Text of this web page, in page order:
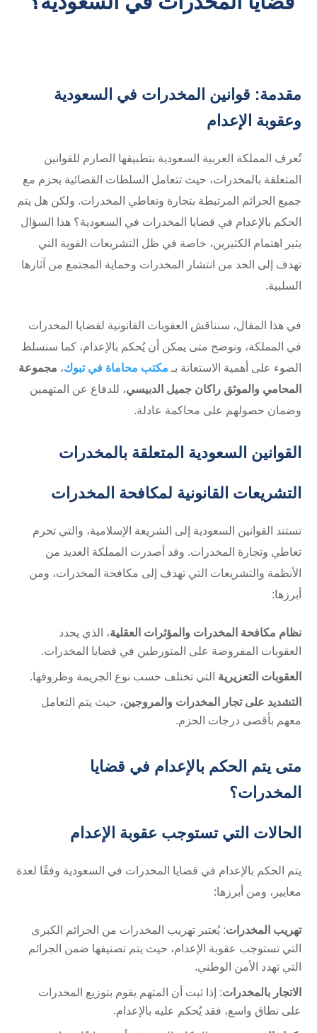
مقدمة: قوانين المخدرات في السعودية
وعقوبة الإعدام
تُعرف المملكة العربية السعودية بتطبيقها الصارم للقوانين
المتعلقة بالمخدرات، حيث تتعامل السلطات القضائية بحزم مع
جميع الجرائم المرتبطة بتجارة وتعاطي المخدرات. ولكن هل يتم
الحكم بالإعدام في قضايا المخدرات في السعودية؟ هذا السؤال
يثير اهتمام الكثيرين، خاصة في ظل التشريعات القوية التي
تهدف إلى الحد من انتشار المخدرات وحماية المجتمع من آثارها
السلبية.
في هذا المقال، سنناقش العقوبات القانونية لقضايا المخدرات
في المملكة، ونوضح متى يمكن أن يُحكم بالإعدام، كما سنسلط
الضوء على أهمية الاستعانة بـ مكتب محاماة في تبوك، مجموعة
المحامي والموثق راكان جميل الدبيسي، للدفاع عن المتهمين
وضمان حصولهم على محاكمة عادلة.
القوانين السعودية المتعلقة بالمخدرات
التشريعات القانونية لمكافحة المخدرات
تستند القوانين السعودية إلى الشريعة الإسلامية، والتي تحرم
تعاطي وتجارة المخدرات. وقد أصدرت المملكة العديد من
الأنظمة والتشريعات التي تهدف إلى مكافحة المخدرات، ومن
أبرزها:
نظام مكافحة المخدرات والمؤثرات العقلية، الذي يحدد
العقوبات المفروضة على المتورطين في قضايا المخدرات.
العقوبات التعزيرية التي تختلف حسب نوع الجريمة وظروفها.
التشديد على تجار المخدرات والمروجين، حيث يتم التعامل
معهم بأقصى درجات الحزم.
متى يتم الحكم بالإعدام في قضايا
المخدرات؟
الحالات التي تستوجب عقوبة الإعدام
يتم الحكم بالإعدام في قضايا المخدرات في السعودية وفقًا لعدة
معايير، ومن أبرزها:
تهريب المخدرات: يُعتبر تهريب المخدرات من الجرائم الكبرى
التي تستوجب عقوبة الإعدام، حيث يتم تصنيفها ضمن الجرائم
التي تهدد الأمن الوطني.
الاتجار بالمخدرات: إذا ثبت أن المتهم يقوم بتوزيع المخدرات
على نطاق واسع، فقد يُحكم عليه بالإعدام.